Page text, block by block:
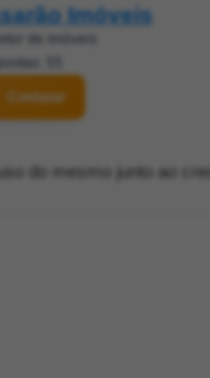
Imóveis
de imóveis
55
Contatar
do mesmo junto ao